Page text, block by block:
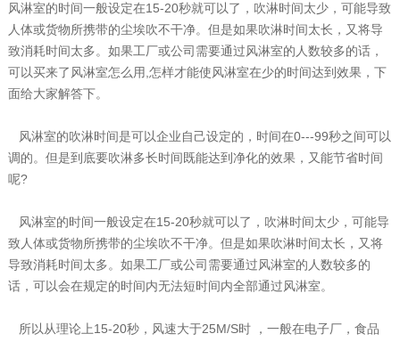
风淋室的时间一般设定在15-20秒就可以了，吹淋时间太少，可能导致
人体或货物所携带的尘埃吹不干净。但是如果吹淋时间太长，又将导
致消耗时间太多。如果工厂或公司需要通过风淋室的人数较多的话，
可以买来了风淋室怎么用,怎样才能使风淋室在少的时间达到效果，下
面给大家解答下。
风淋室的吹淋时间是可以企业自己设定的，时间在0---99秒之间可以
调的。但是到底要吹淋多长时间既能达到净化的效果，又能节省时间
呢?
风淋室的时间一般设定在15-20秒就可以了，吹淋时间太少，可能导
致人体或货物所携带的尘埃吹不干净。但是如果吹淋时间太长，又将
导致消耗时间太多。如果工厂或公司需要通过风淋室的人数较多的
话，可以会在规定的时间内无法短时间内全部通过风淋室。
所以从理论上15-20秒，风速大于25M/S时 ，一般在电子厂，食品